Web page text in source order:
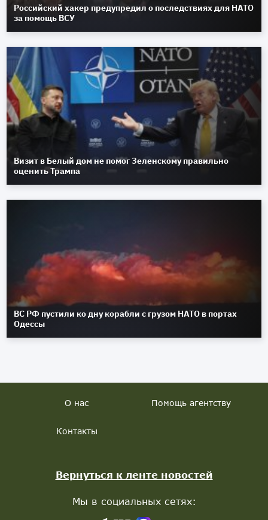
Российский хакер предупредил о последствиях для НАТО
за помощь ВСУ
Визит в Белый дом не помог Зеленскому правильно
оценить Трампа
ВС РФ пустили ко дну корабли с грузом НАТО в портах
Одессы
О нас Помощь агентству
Контакты
Вернуться к ленте новостей
Мы в социальных сетях: